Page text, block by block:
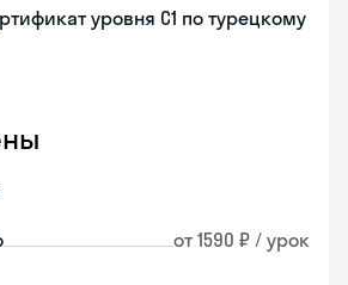
уровня C1 по турецкому
от 1590 ₽ / урок